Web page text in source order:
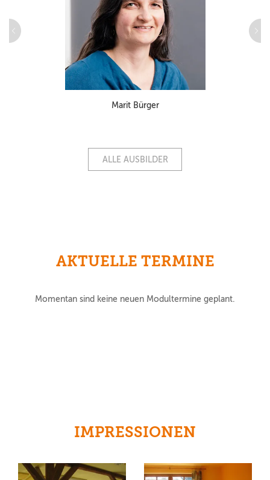
Marit Bürger
ALLE AUSBILDER
AKTUELLE TERMINE
Momentan sind keine neuen Modultermine geplant.
IMPRESSIONEN